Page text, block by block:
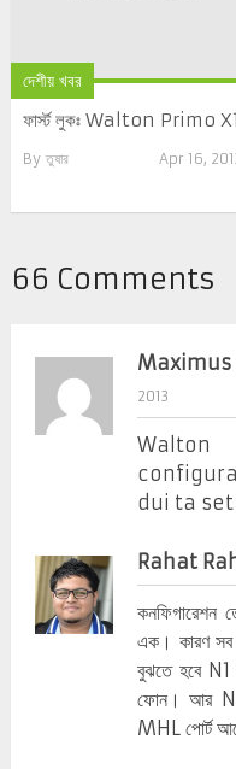
দেশীয় খবর
ফার্স্ট লুকঃ Walton Primo X1
By তুষার Apr 16,
66 Comments
2013
dui ta set
Rahat
এক। কারণ সব
বুঝতে হবে N1
ফোন। আর
MHL পোর্ট